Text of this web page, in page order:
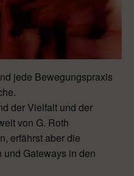
jede Bewegungspraxis
der Vielfalt und der
von G. Roth
erfährst aber die
Gateways in den